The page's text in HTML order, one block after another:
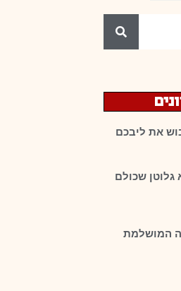
את ליבכם
גלוטן שכולם
המושלמת